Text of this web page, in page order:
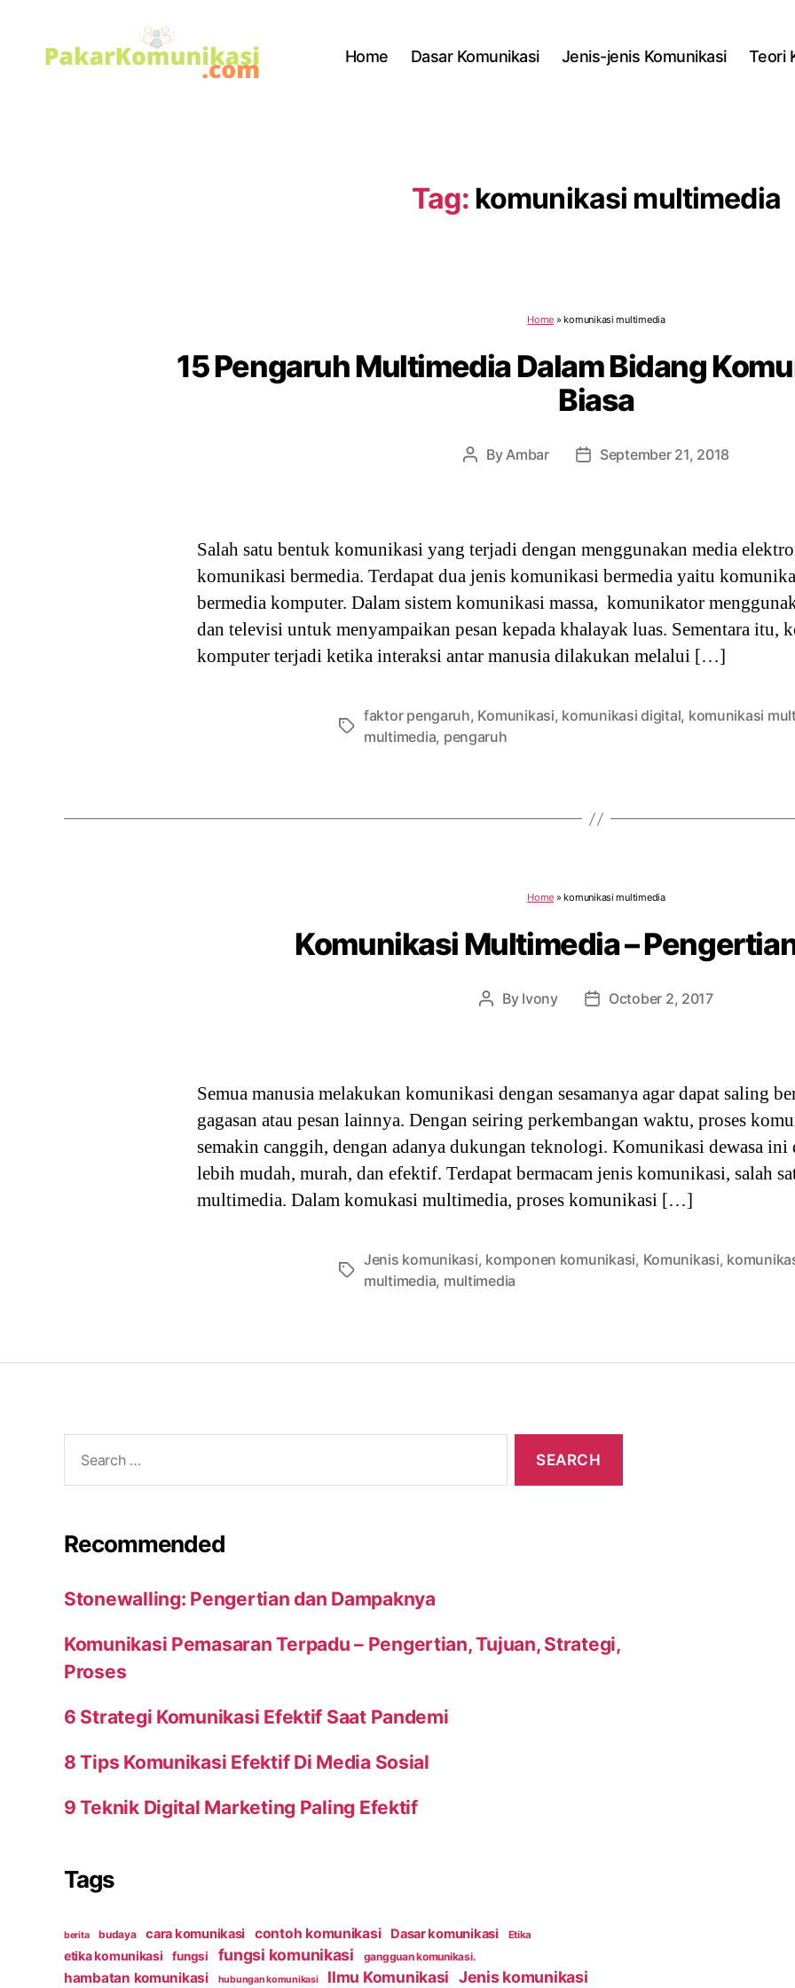
Home Dasar Komunikasi Jenis-jenis Komunikasi Teori
Tag: komunikasi multimedia
Home »komunikasi multimedia
15 Pengaruh Multimedia Dalam Bidang
Biasa
Post
ByAmbar
PostSeptember 21, 2018
Salah satu bentuk komunikasi yang terjadi dengan menggunakan media
komunikasi bermedia. Terdapat dua jenis komunikasi bermedia yaitu
bermedia komputer. Dalam sistem komunikasi massa, komunikator
dan televisi untuk menyampaikan pesan kepada khalayak luas. Sementara itu,
komputer terjadi ketika interaksi antar manusia dilakukan melalui […]
Tags
faktor pengaruh, Komunikasi, komunikasi digital, komunikasi
multimedia, pengaruh
Home »komunikasi multimedia
Komunikasi Multimedia –
Post
By Ivony
PostOctober 2, 2017
Semua manusia melakukan komunikasi dengan sesamanya agar dapat saling
gagasan atau pesan lainnya. Dengan seiring perkembangan waktu, proses
semakin canggih, dengan adanya dukungan teknologi. Komunikasi dewasa ini
lebih mudah, murah, dan efektif. Terdapat bermacam jenis komunikasi, salah
multimedia. Dalam komukasi multimedia, proses komunikasi […]
Tags
Jenis komunikasi, komponen komunikasi, Komunikasi,
multimedia, multimedia
for:
Recommended
Stonewalling: Pengertian dan Dampaknya
Komunikasi Pemasaran Terpadu – Pengertian, Tujuan, Strategi,
Proses
6 Strategi Komunikasi Efektif Saat Pandemi
8 Tips Komunikasi Efektif Di Media Sosial
9 Teknik Digital Marketing Paling Efektif
Tags
berita budaya cara komunikasi contoh komunikasi Dasar komunikasi Etika
etika komunikasi fungsi fungsi komunikasi gangguan komunikasi.
hambatan komunikasi hubungan komunikasi Ilmu Komunikasi Jenis komunikasi